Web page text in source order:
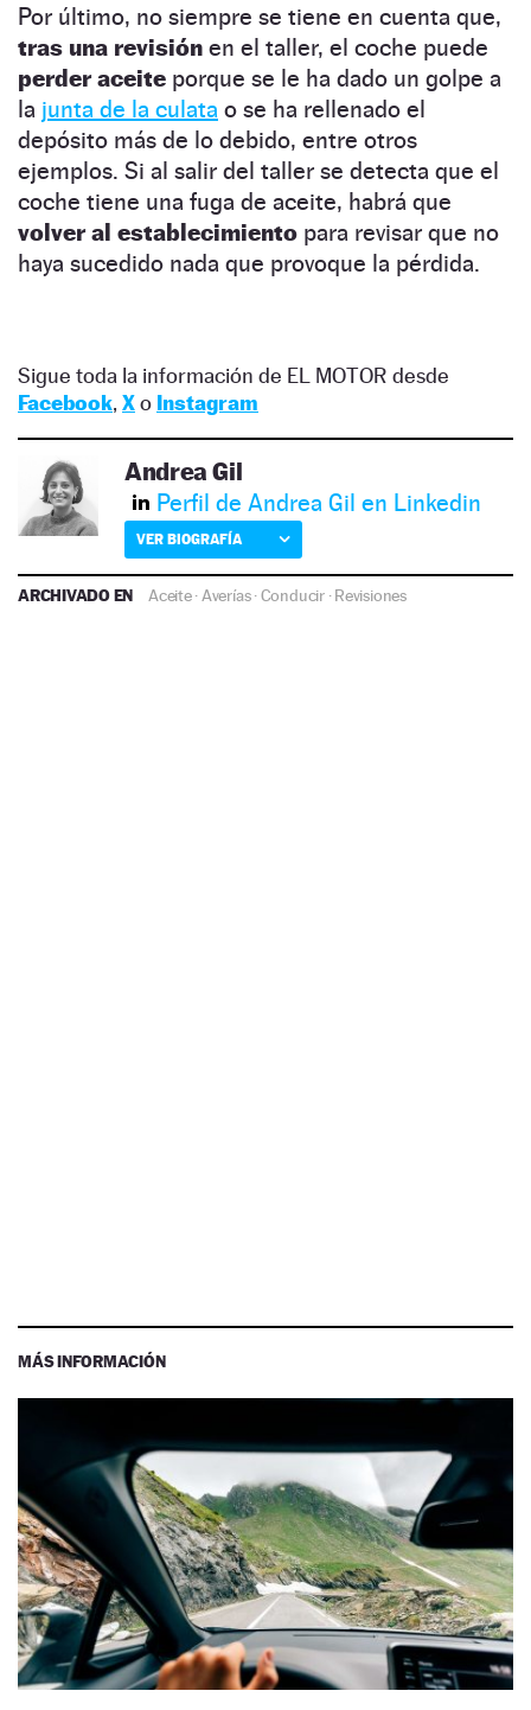
Por último, no siempre se tiene en cuenta que,
tras una revisión en el taller, el coche puede
perder aceite porque se le ha dado un golpe a
la junta de la culata o se ha rellenado el
depósito más de lo debido, entre otros
ejemplos. Si al salir del taller se detecta que el
coche tiene una fuga de aceite, habrá que
volver al establecimiento para revisar que no
haya sucedido nada que provoque la pérdida.
Sigue toda la información de EL MOTOR desde
Facebook, Xo Instagram
Andrea Gil
Perfil de Andrea Gil en Linkedin
VER BIOGRAFÍA
ARCHIVADO EN Aceite· Averías·Conducir·Revisiones
MÁS INFORMACIÓN